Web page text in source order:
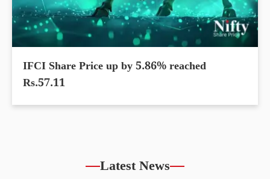
IFCI Share Price up by 5.86% reached
Rs.57.11
Latest News